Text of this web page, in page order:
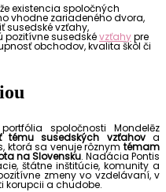
existencia spoločných
vhodne zariadeného dvora,
susedské vzťahy,
pozitívne susedskévzťahypre
obchodov, kvalita škôl či
spoločnosti Mondelēz
tému susedských vzťahova
ktorá sa venuje rôznym témam
na Slovensku. Nadácia Pontis
štátne inštitúcie, komunity a
zmeny vo vzdelávaní, v
korupcii a chudobe.